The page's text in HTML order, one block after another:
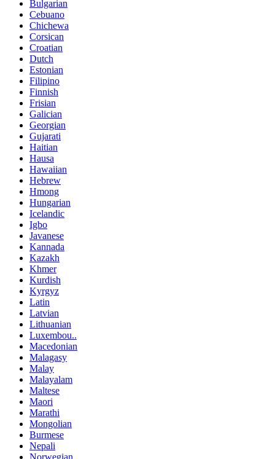
Bulgarian
Cebuano
Chichewa
Corsican
Croatian
Dutch
Estonian
Filipino
Finnish
Frisian
Galician
Georgian
Gujarati
Haitian
Hausa
Hawaiian
Hebrew
Hmong
Hungarian
Icelandic
Igbo
Javanese
Kannada
Kazakh
Khmer
Kurdish
Kyrgyz
Latin
Latvian
Lithuanian
Luxembou..
Macedonian
Malagasy
Malay
Malayalam
Maltese
Maori
Marathi
Mongolian
Burmese
Nepali
Norwegian